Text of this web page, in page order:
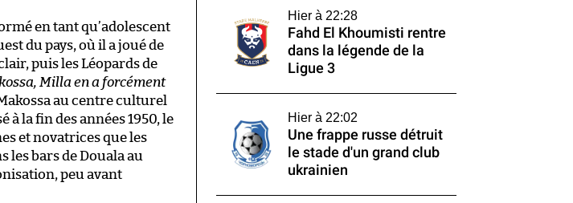
en tant qu’adolescent
du pays, où il a joué de
puis les Léopards de
Milla en a forcément
au centre culturel
la fin des années 1950, le
et novatrices que les
bars de Douala au
peu avant
Hier à 22:28
Fahd El Khoumisti rentre
dans la légende de la
Ligue 3
Hier à 22:02
Une frappe russe détruit
le stade d'un grand club
ukrainien